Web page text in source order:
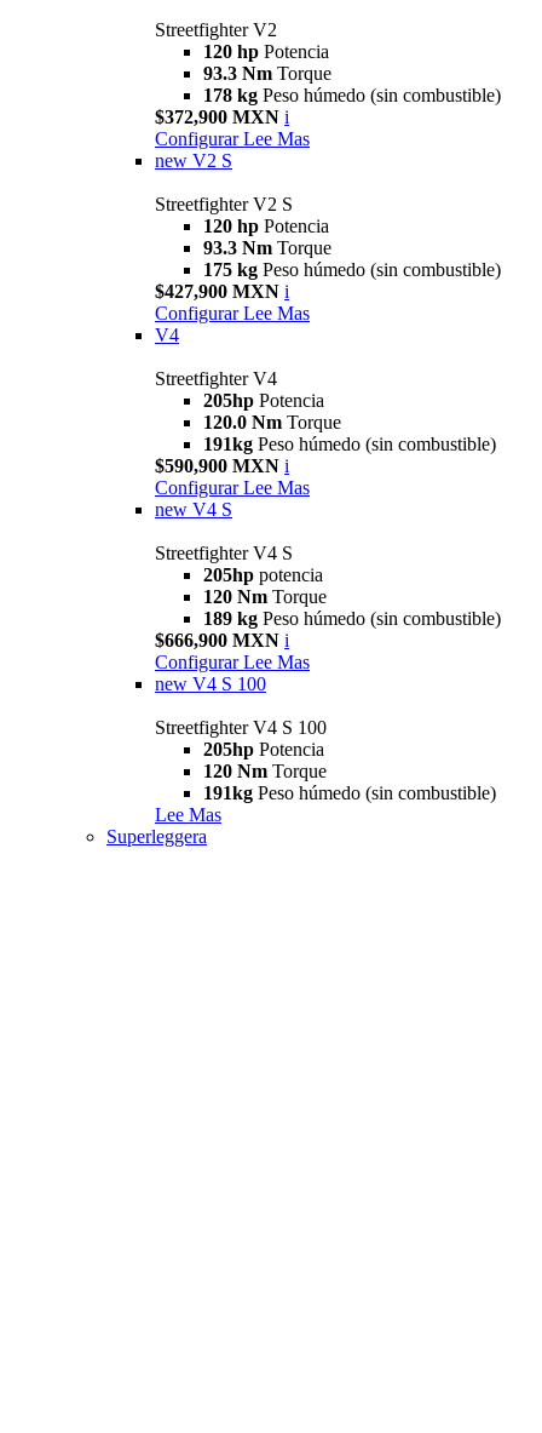
Streetfighter V2
120 hp Potencia
93.3 Nm Torque
178 kg Peso húmedo (sin combustible)
$372,900 MXN i
Configurar Lee Mas
new V2 S
Streetfighter V2 S
120 hp Potencia
93.3 Nm Torque
175 kg Peso húmedo (sin combustible)
$427,900 MXN i
Configurar Lee Mas
V4
Streetfighter V4
205hp Potencia
120.0 Nm Torque
191kg Peso húmedo (sin combustible)
$590,900 MXN i
Configurar Lee Mas
new V4 S
Streetfighter V4 S
205hp potencia
120 Nm Torque
189 kg Peso húmedo (sin combustible)
$666,900 MXN i
Configurar Lee Mas
new V4 S 100
Streetfighter V4 S 100
205hp Potencia
120 Nm Torque
191kg Peso húmedo (sin combustible)
Lee Mas
Superleggera